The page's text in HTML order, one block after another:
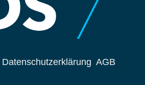
Datenschutzerklärung AGB